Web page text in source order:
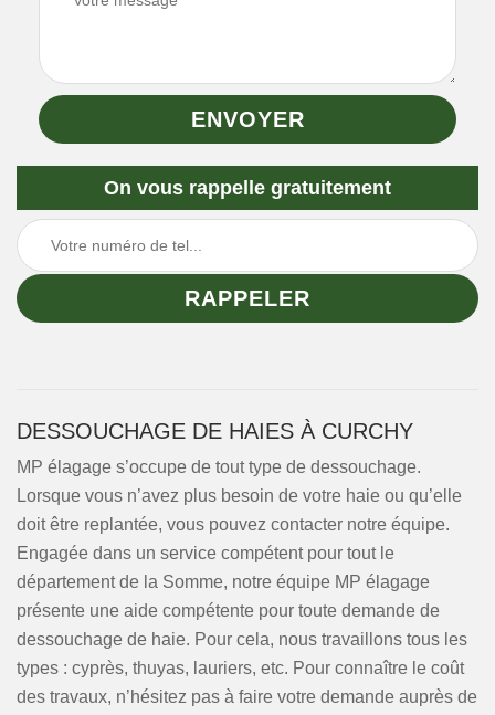
On vous rappelle gratuitement
DESSOUCHAGE DE HAIES À CURCHY
MP élagage s’occupe de tout type de dessouchage.
Lorsque vous n’avez plus besoin de votre haie ou qu’elle
doit être replantée, vous pouvez contacter notre équipe.
Engagée dans un service compétent pour tout le
département de la Somme, notre équipe MP élagage
présente une aide compétente pour toute demande de
dessouchage de haie. Pour cela, nous travaillons tous les
types : cyprès, thuyas, lauriers, etc. Pour connaître le coût
des travaux, n’hésitez pas à faire votre demande auprès de